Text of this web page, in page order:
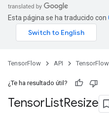
Esta página se ha traducido con
TensorFlow API
¿Te ha resultado útil?
TensorListResize